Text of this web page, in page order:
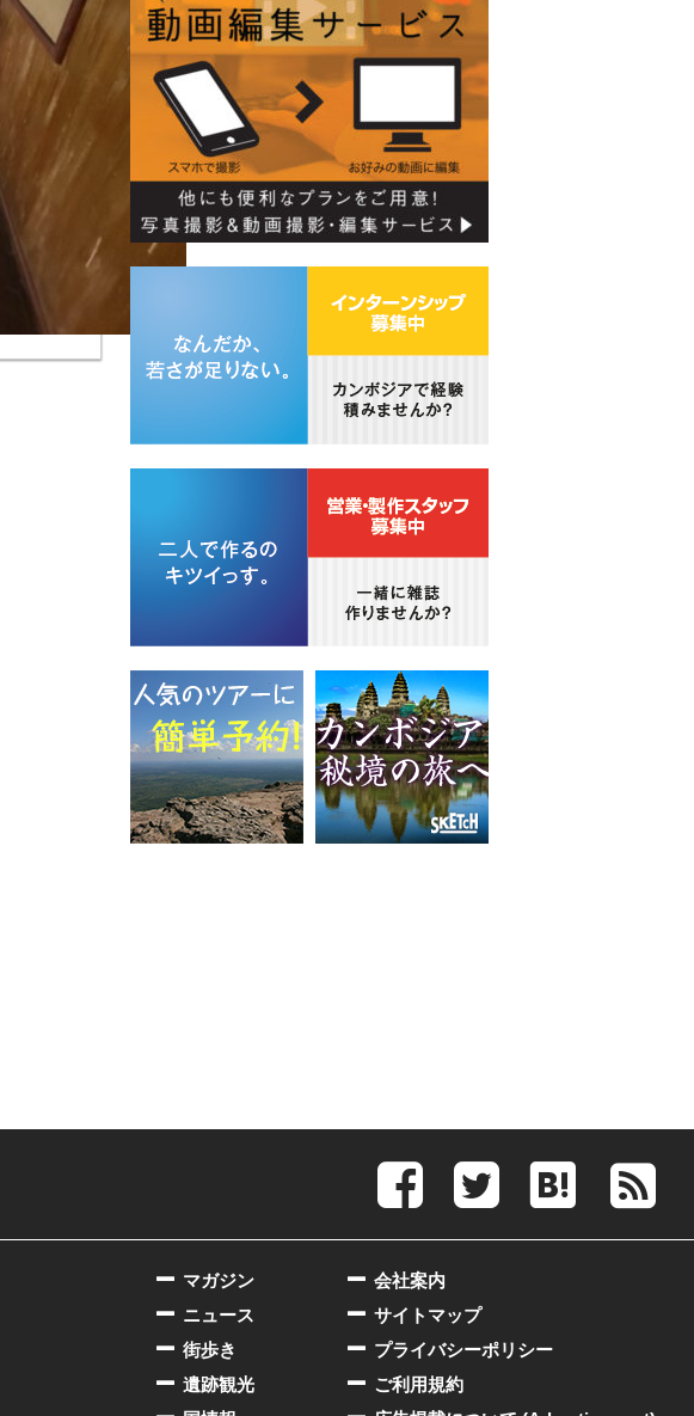
会社案内
サイトマップ
プライバシーポリシー
ご利用規約
マガジン
ニュース
街歩き
遺跡観光